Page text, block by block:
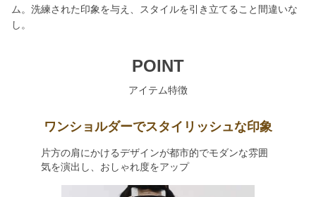
ム。洗練された印象を与え、スタイルを引き立てること間違いな
し。
POINT
アイテム特徴
ワンショルダーでスタイリッシュな印象
片方の肩にかけるデザインが都市的でモダンな雰囲
気を演出し、おしゃれ度をアップ